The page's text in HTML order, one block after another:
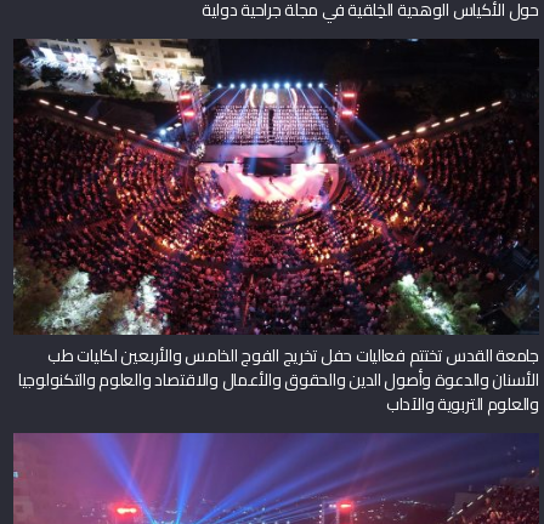
حول الأكياس الوهدية الخِلقية في مجلة جراحية دولية
جامعة القدس تختتم فعاليات حفل تخريج الفوج الخامس والأربعين لكليات طب
الأسنان والدعوة وأصول الدين والحقوق والأعمال والاقتصاد والعلوم والتكنولوجيا
والعلوم التربوية والآداب